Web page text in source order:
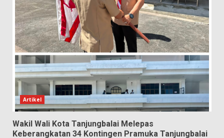
Artikel
Wakil Wali Kota Tanjungbalai Melepas
Keberangkatan 34 Kontingen Pramuka Tanjungbalai